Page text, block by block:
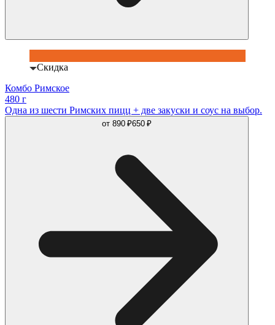
Скидка
Комбо Римское
480 г
Одна из шести Римских пицц + две закуски и соус на выбор.
от 890 ₽650 ₽